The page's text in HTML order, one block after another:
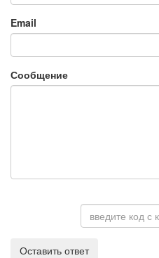
Email
Сообщение
Оставить ответ